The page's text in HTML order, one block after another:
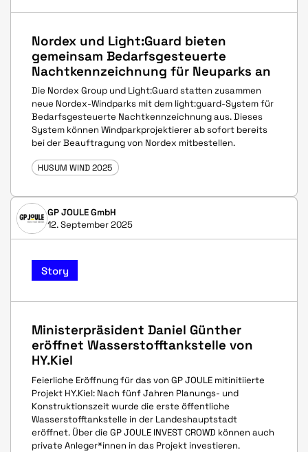
Nordex und Light:Guard bieten
gemeinsam Bedarfsgesteuerte
Nachtkennzeichnung für Neuparks an
Die Nordex Group und Light:Guard statten zusammen
neue Nordex-Windparks mit dem light:guard-System für
Bedarfsgesteuerte Nachtkennzeichnung aus. Dieses
System können Windparkprojektierer ab sofort bereits
bei der Beauftragung von Nordex mitbestellen.
HUSUM WIND 2025
GP JOULE GmbH
12. September 2025
Story
Ministerpräsident Daniel Günther
eröffnet Wasserstofftankstelle von
HY.Kiel
Feierliche Eröffnung für das von GP JOULE mitinitiierte
Projekt HY.Kiel: Nach fünf Jahren Planungs- und
Konstruktionszeit wurde die erste öffentliche
Wasserstofftankstelle in der Landeshauptstadt
eröffnet. Über die GP JOULE INVEST CROWD können auch
private Anleger*innen in das Projekt investieren.